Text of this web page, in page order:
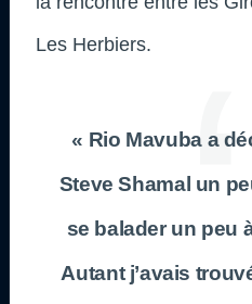
Les Herbiers.
« Rio Mavuba a
Steve Shamal un
se balader un peu
Autant j’avais